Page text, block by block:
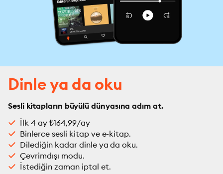
Dinle ya da oku
Sesli kitapların büyülü dünyasına adım at.
İlk 4 ay ₺164,99/ay
Binlerce sesli kitap ve e-kitap.
Dilediğin kadar dinle ya da oku.
Çevrimdışı modu.
İstediğin zaman iptal et.